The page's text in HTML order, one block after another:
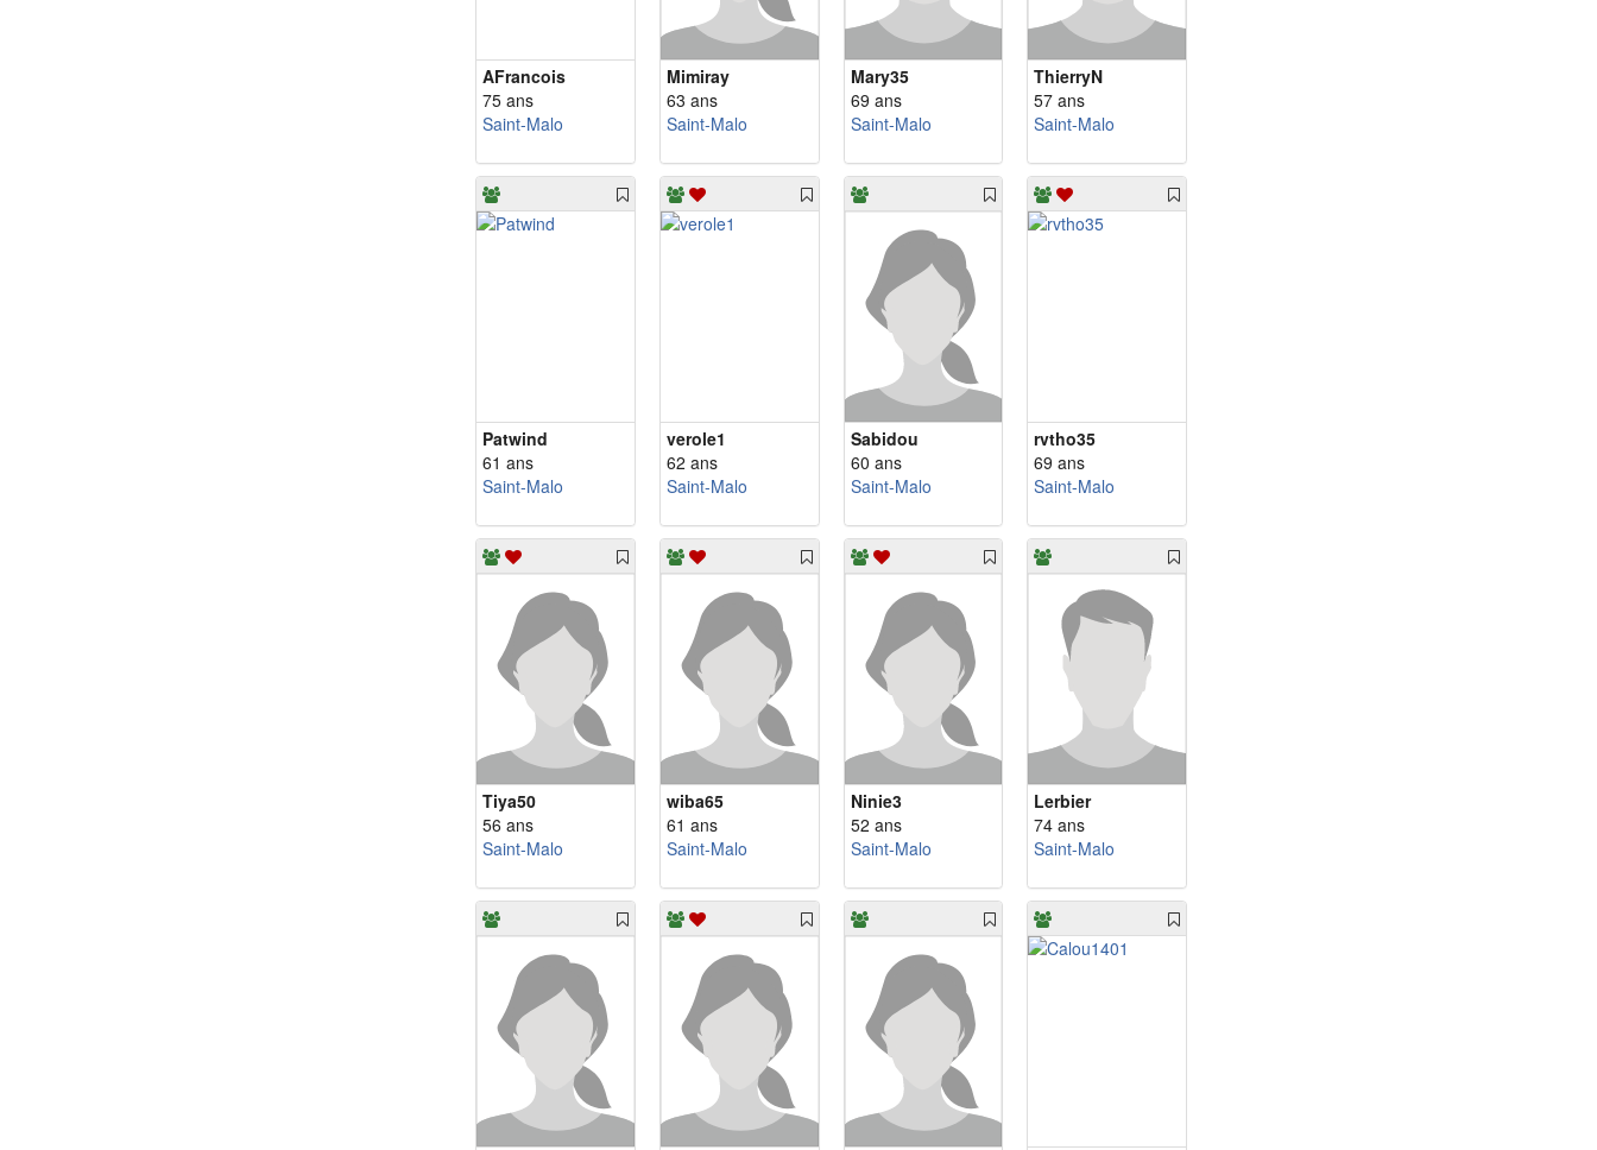
AFrancois
75 ans
Saint-Malo
Mimiray
63 ans
Saint-Malo
Mary35
69 ans
Saint-Malo
ThierryN
57 ans
Saint-Malo
Patwind
61 ans
Saint-Malo
verole1
62 ans
Saint-Malo
Sabidou
60 ans
Saint-Malo
rvtho35
69 ans
Saint-Malo
Tiya50
56 ans
Saint-Malo
wiba65
61 ans
Saint-Malo
Ninie3
52 ans
Saint-Malo
Lerbier
74 ans
Saint-Malo